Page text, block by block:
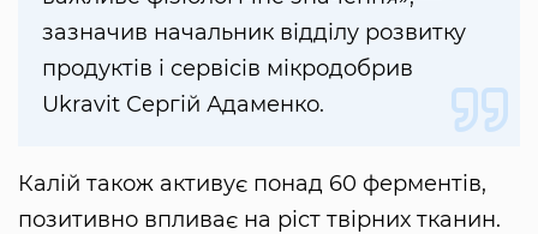
зазначив начальник відділу розвитку
продуктів і сервісів мікродобрив
Ukravit Сергій Адаменко.
Калій також активує понад 60 ферментів,
позитивно впливає на ріст твірних тканин.